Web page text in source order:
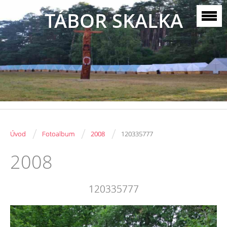
TÁBOR SKALKA
Úvod / Fotoalbum / 2008 / 120335777
2008
120335777